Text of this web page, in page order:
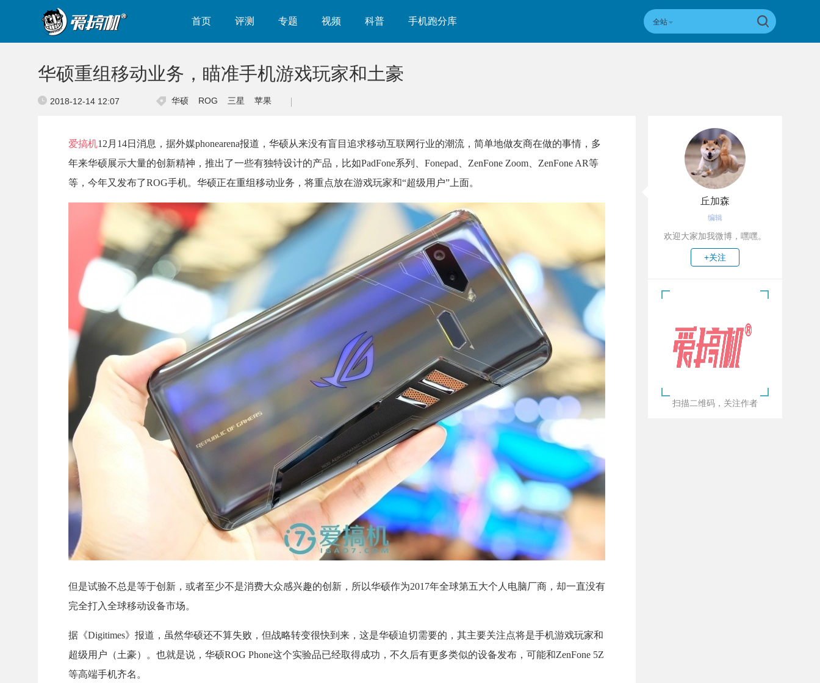
首页 评测 专题 视频 科普 手机跑分库 全站
华硕重组移动业务，瞄准手机游戏玩家和土豪
2018-12-14 12:07 华硕 ROG 三星 苹果
爱搞机12月14日消息，据外媒phonearena报道，华硕从来没有盲目追求移动互联网行业的潮流，简单地做友商在做的事情，多
年来华硕展示大量的创新精神，推出了一些有独特设计的产品，比如PadFone系列、Fonepad、ZenFone Zoom、ZenFone AR等
等，今年又发布了ROG手机。华硕正在重组移动业务，将重点放在游戏玩家和“超级用户”上面。
但是试验不总是等于创新，或者至少不是消费大众感兴趣的创新，所以华硕作为2017年全球第五大个人电脑厂商，却一直没有
完全打入全球移动设备市场。
据《Digitimes》报道，虽然华硕还不算失败，但战略转变很快到来，这是华硕迫切需要的，其主要关注点将是手机游戏玩家和
超级用户（土豪）。也就是说，华硕ROG Phone这个实验品已经取得成功，不久后有更多类似的设备发布，可能和ZenFone 5Z
等高端手机齐名。
丘加森
编辑
欢迎大家加我微博，嘿嘿。
+关注
扫描二维码，关注作者